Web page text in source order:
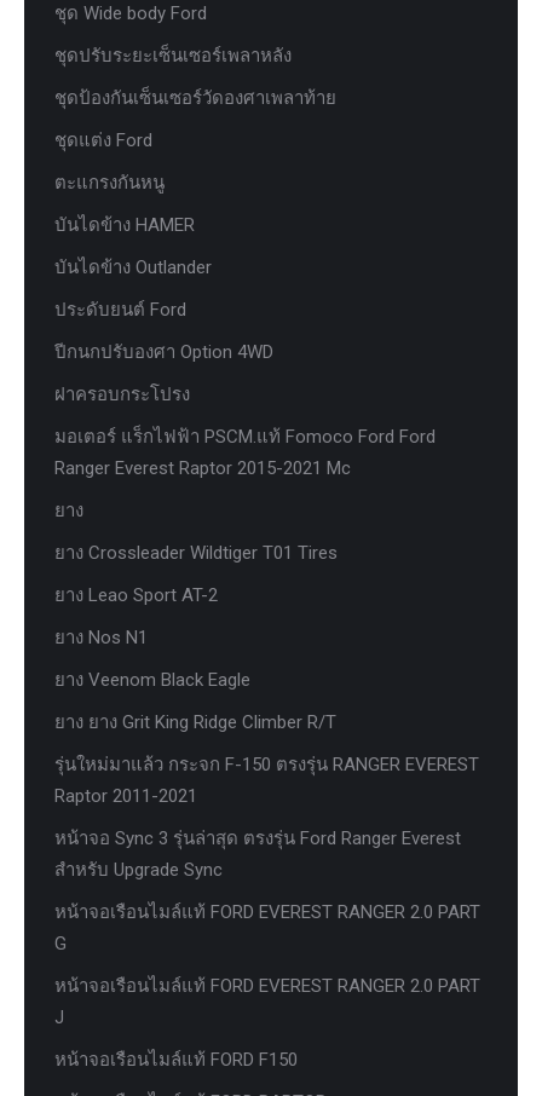
ชุด Wide body Ford
ชุดปรับระยะเซ็นเซอร์เพลาหลัง
ชุดป้องกันเซ็นเซอร์วัดองศาเพลาท้าย
ชุดแต่ง Ford
ตะแกรงกันหนู
บันไดข้าง HAMER
บันไดข้าง Outlander
ประดับยนต์ Ford
ปีกนกปรับองศา Option 4WD
ฝาครอบกระโปรง
มอเตอร์ แร็กไฟฟ้า PSCM.แท้ Fomoco Ford Ford
Ranger Everest Raptor 2015-2021 Mc
ยาง
ยาง Crossleader Wildtiger T01 Tires
ยาง Leao Sport AT-2
ยาง Nos N1
ยาง Veenom Black Eagle
ยาง ยาง Grit King Ridge Climber R/T
รุ่นใหม่มาแล้ว กระจก F-150 ตรงรุ่น RANGER EVEREST
Raptor 2011-2021
หน้าจอ Sync 3 รุ่นล่าสุด ตรงรุ่น Ford Ranger Everest
สำหรับ Upgrade Sync
หน้าจอเรือนไมล์แท้ FORD EVEREST RANGER 2.0 PART
G
หน้าจอเรือนไมล์แท้ FORD EVEREST RANGER 2.0 PART
J
หน้าจอเรือนไมล์แท้ FORD F150